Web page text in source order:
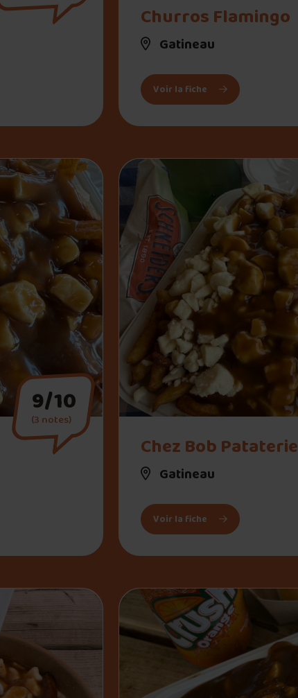
Churros Flamingo
Gatineau
Voir la fiche : Churros Flamingo
9/10
(3 notes)
Chez Bob Pataterie
Gatineau
Voir la fiche : Chez Bob Pataterie